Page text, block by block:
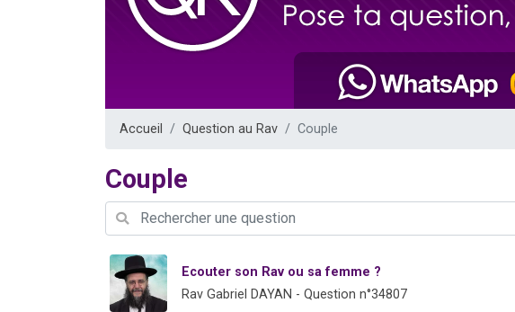
3 personnes viennent de nous
2 personnes viennent de nous
2 personnes viennent de nous
Accueil Question au Rav Couple
Couple
Ecouter son Rav ou sa femme ?
Rav Gabriel DAYAN - Question n°34807